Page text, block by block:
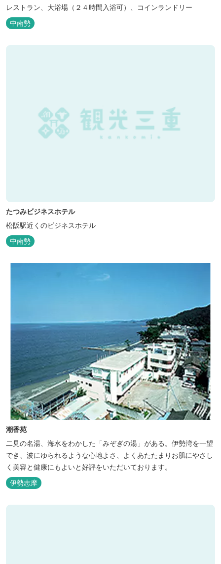
レストラン、大浴場（２４時間入浴可）、コインランドリー
中南勢
たつみビジネスホテル
松阪駅近くのビジネスホテル
中南勢
潮香苑
二見の名湯、海水をわかした「みぞぎの湯」がある。伊勢湾を一望
でき、波にゆられるような心地よさ、よくあたたまりお肌にやさし
く美容と健康にもよいと好評をいただいております。
伊勢志摩